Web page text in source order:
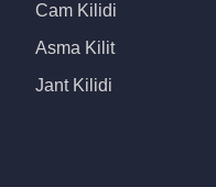
Cam Kilidi
Asma Kilit
Jant Kilidi